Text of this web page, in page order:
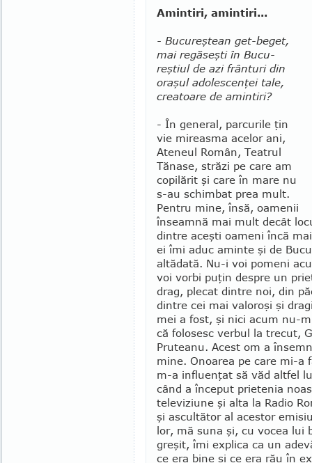
Amintiri, amintiri...
- Bucureştean get-beget,
mai regăseşti în Bucu­
reştiul de azi frânturi din
oraşul adolescenţei tale,
creatoare de amintiri?
- În general, parcurile ţin
vie mireasma acelor ani,
Ateneul Ro­mân, Teatrul
Tănase, străzi pe care am
co­pi­lărit şi care în mare nu
s-au schimbat prea mult.
Pentru mine, însă, oamenii
înseamnă mai mult decât
dintre aceşti oameni încă
ei îmi aduc aminte şi de
altă­dată. Nu-i voi pomeni
voi vorbi pu­ţin despre un
drag, plecat dintre noi, din
dintre cei mai valoroşi şi
mei a fost, şi nici acum nu-
că fo­losesc verbul la trecut,
Pruteanu. Acest om a
mine. Onoa­rea pe care mi-a
m-a influenţat să văd altfel
când a început prietenia
televiziune şi alta la Radio
şi ascultă­tor al aces­tor
lor, mă suna şi, cu vocea lui
greşit, îmi explica ca un
ce era bine şi ce era rău în